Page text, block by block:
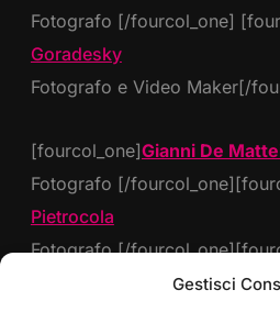
Gestisci
Fotografo [/fourcol_one]
Goradesky
Fotografo e Video Maker[/
[fourcol_one]Gianni De
Fotografo [/
Pietrocola
Fotografo [/
Fotografo [/fourcol_one]